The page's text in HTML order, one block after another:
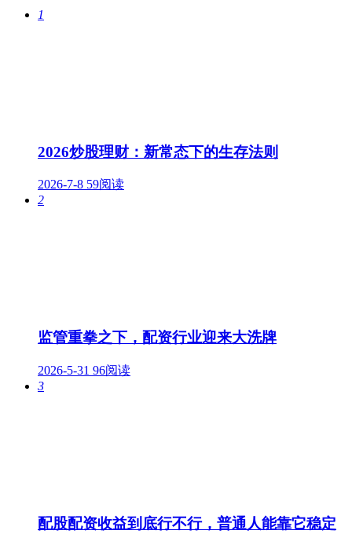
1
2026炒股理财：新常态下的生存法则
2026-7-8 59阅读
2
监管重拳之下，配资行业迎来大洗牌
2026-5-31 96阅读
3
配股配资收益到底行不行，普通人能靠它稳定